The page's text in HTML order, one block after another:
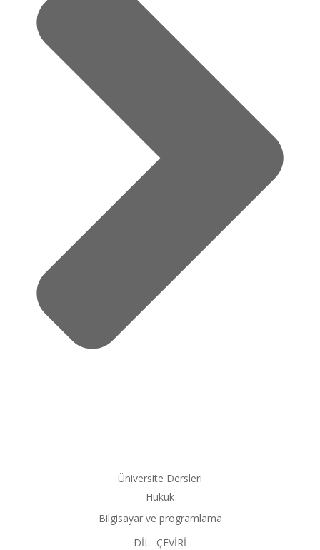
Üniversite Dersleri
Hukuk
Bilgisayar ve programlama
DİL- ÇEVİRİ